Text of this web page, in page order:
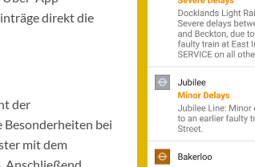
direkt die
der
Besonderheiten bei
mit dem